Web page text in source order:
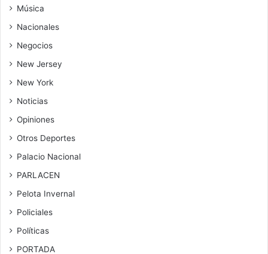
Música
Nacionales
Negocios
New Jersey
New York
Noticias
Opiniones
Otros Deportes
Palacio Nacional
PARLACEN
Pelota Invernal
Policiales
Políticas
PORTADA